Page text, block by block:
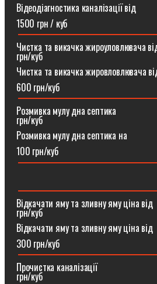
Відеодіагностика каналізації від
1500 грн / куб
Чистка та викачка
грн/куб
Чистка та викачка жировловлювача
600 грн/куб
Розмивка мулу дна септика
грн/куб
Розмивка мулу дна септика на
100 грн/куб
Відкачати яму та зливну яму
грн/куб
Відкачати яму та зливну яму ціна від
300 грн/куб
Прочистка
грн/куб